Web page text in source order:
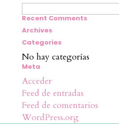
Buscar:
Recent Comments
Archives
Categories
No hay categorías
Meta
Acceder
Feed de entradas
Feed de comentarios
WordPress.org